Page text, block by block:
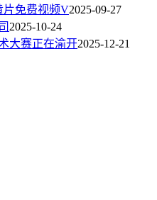
片免费视频V2025-09-27
2025-10-24
大赛正在渝开2025-12-21